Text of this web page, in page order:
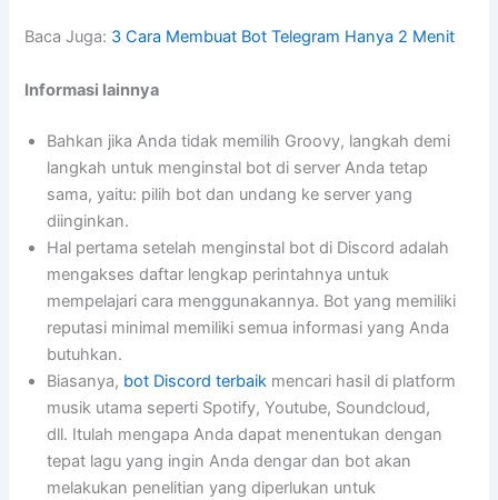
Baca Juga: 3 Cara Membuat Bot Telegram Hanya 2 Menit
Informasi lainnya
Bahkan jika Anda tidak memilih Groovy, langkah demi
langkah untuk menginstal bot di server Anda tetap
sama, yaitu: pilih bot dan undang ke server yang
diinginkan.
Hal pertama setelah menginstal bot di Discord adalah
mengakses daftar lengkap perintahnya untuk
mempelajari cara menggunakannya. Bot yang memiliki
reputasi minimal memiliki semua informasi yang Anda
butuhkan.
Biasanya, bot Discord terbaik mencari hasil di platform
musik utama seperti Spotify, Youtube, Soundcloud,
dll. Itulah mengapa Anda dapat menentukan dengan
tepat lagu yang ingin Anda dengar dan bot akan
melakukan penelitian yang diperlukan untuk